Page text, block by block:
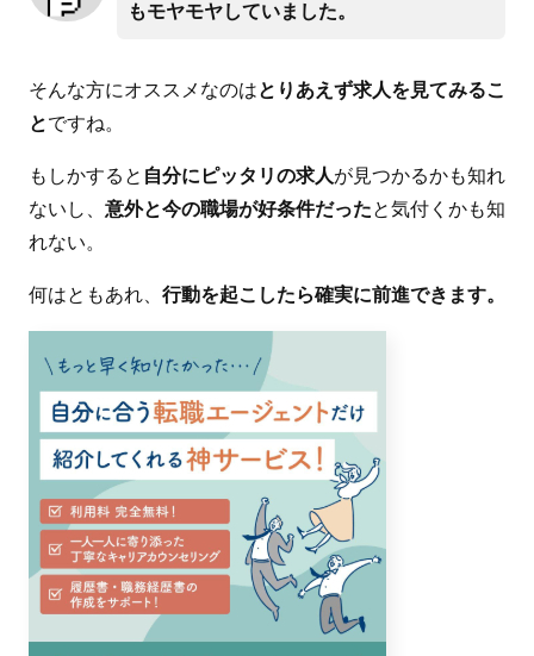
もモヤモヤしていました。
そんな方にオススメなのはとりあえず求人を見てみるこ
とですね。
もしかすると 自分にピッタリの求人が見つかるかも知れ
ないし、 意外と今の職場が好条件だったと気付くかも知
れない。
何はともあれ、 行動を起こしたら確実に前進できます。